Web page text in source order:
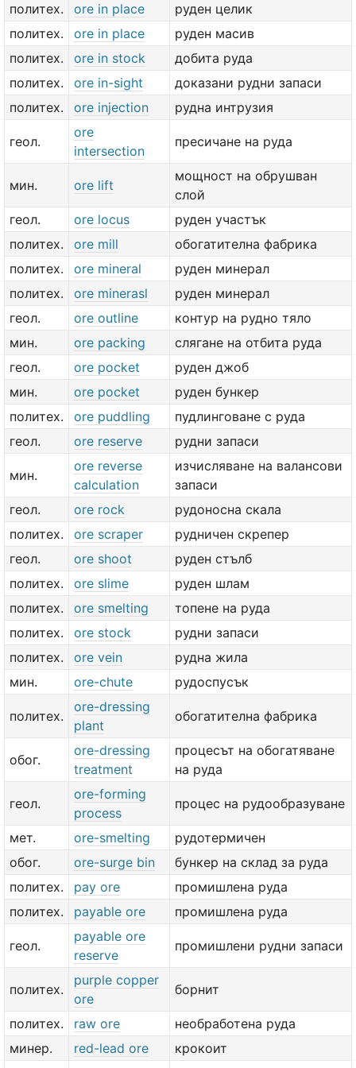
политех.
ore in place
руден целик
политех.
ore in place
руден масив
политех.
ore in stock
добита руда
политех.
ore in-sight
доказани рудни запаси
политех.
ore injection рудна интрузия
геол.
ore
intersection
пресичане на руда
мин. ore lift
мощност на обрушван
слой
геол.
ore locus
руден участък
политех.
ore mill
обогатителна фабрика
политех.
ore mineral
руден минерал
политех.
ore minerasl
руден минерал
геол.
ore outline
контур на рудно тяло
мин.
ore packing
слягане на отбита руда
геол.
ore pocket
руден джоб
мин.
ore pocket
руден бункер
политех.
ore puddling
пудлинговане с руда
геол.
ore reserve рудни запаси
мин.
ore reverse
calculation
изчисляване на валансови
запаси
геол.
ore rock
рудоносна скала
политех.
ore scraper
рудничен скрепер
геол.
ore shoot
руден стълб
политех.
ore slime
руден шлам
политех.
ore smelting
топене на руда
политех.
ore stock
рудни запаси
политех.
ore vein
рудна жила
мин.
ore-chute рудоспусък
политех.
ore-dressing
plant
обогатителна фабрика
обог.
ore-dressing
treatment
процесът на обогатяване
на руда
геол.
ore-forming
process
процес на рудообразуване
мет. ore-smelting
рудотермичен
обог.
ore-surge bin
бункер на склад за руда
политех.
pay ore
промишлена руда
политех.
payable ore промишлена руда
геол.
payable ore
reserve
промишлени рудни запаси
политех.
purple copper
ore
борнит
политех. raw ore
необработена руда
минер.
red-lead ore
крокоит